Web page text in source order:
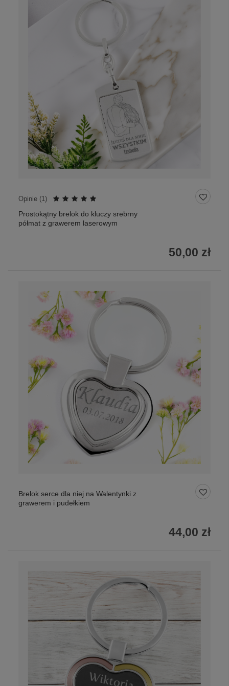
Opinie (1)
Prostokątny brelok do kluczy srebrny
półmat z grawerem laserowym
50,00 zł
Brelok serce dla niej na Walentynki z
grawerem i pudełkiem
44,00 zł